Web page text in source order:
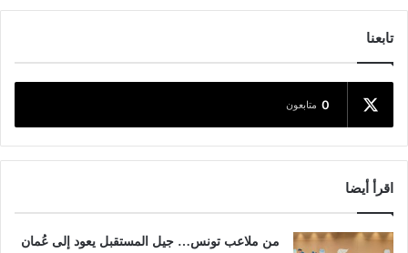
تابعنا
0 متابعون
اقرأ أيضا
من ملاعب تونس… جيل المستقبل يعود إلى عُمان